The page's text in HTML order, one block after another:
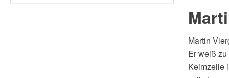
Martin
Er weiß
Keimzelle